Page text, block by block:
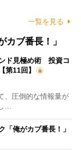
一覧を見る
カブ番長！」
ド見極め術 投資コ
第11回】
、圧倒的な情報量が
…
俺がカブ番長！」